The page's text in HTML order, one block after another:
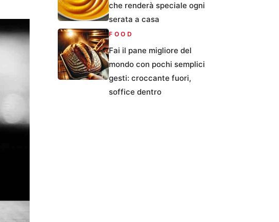
che renderà speciale ogni
serata a casa
FOOD
Fai il pane migliore del
mondo con pochi semplici
gesti: croccante fuori,
soffice dentro